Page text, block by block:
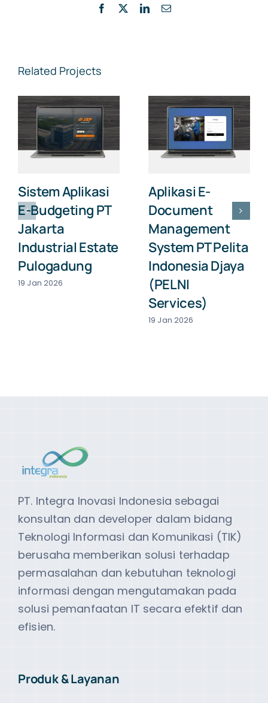
Facebook LinkedInEmail
Related Projects
Sistem Aplikasi
E-Budgeting PT
Jakarta
Industrial Estate
Pulogadung
19 Jan 2026
Aplikasi E-
Document
Management
System PT Pelita
Indonesia Djaya
(PELNI
Services)
19 Jan 2026
PT. Integra Inovasi Indonesia sebagai
konsultan dan developer dalam bidang
Teknologi Informasi dan Komunikasi (TIK)
berusaha memberikan solusi terhadap
permasalahan dan kebutuhan teknologi
informasi dengan mengutamakan pada
solusi pemanfaatan IT secara efektif dan
efisien.
Produk & Layanan